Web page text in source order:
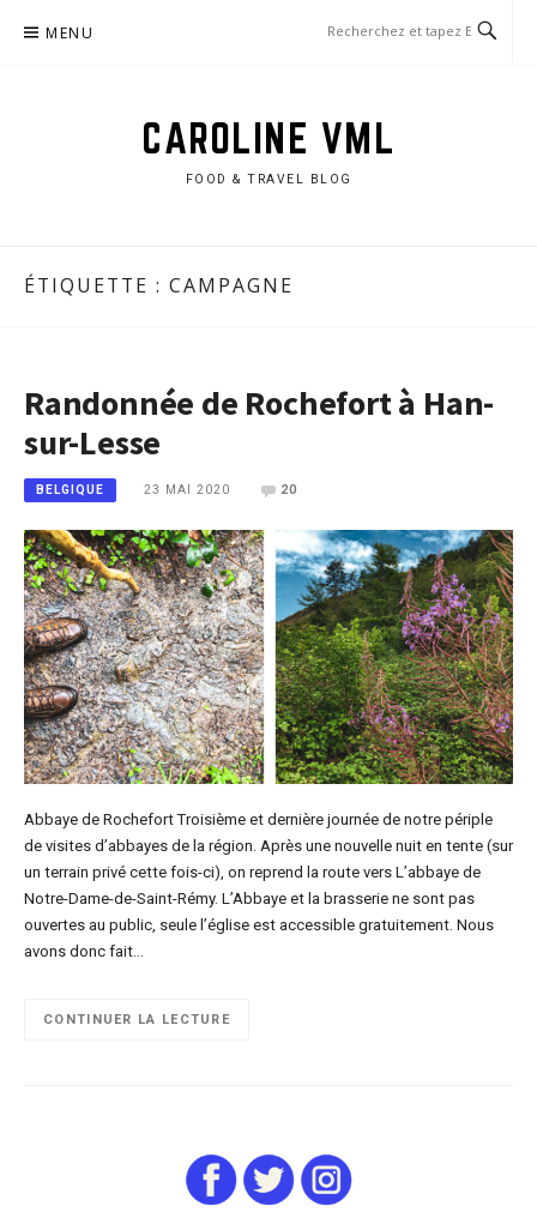
MENU
CAROLINE VML
FOOD & TRAVEL BLOG
ÉTIQUETTE : CAMPAGNE
Randonnée de Rochefort à Han-
sur-Lesse
BELGIQUE 23 MAI 2020 20
Abbaye de Rochefort Troisième et dernière journée de notre périple
de visites d’abbayes de la région. Après une nouvelle nuit en tente (sur
un terrain privé cette fois-ci), on reprend la route vers L’abbaye de
Notre-Dame-de-Saint-Rémy. L’Abbaye et la brasserie ne sont pas
ouvertes au public, seule l’église est accessible gratuitement. Nous
avons donc fait…
CONTINUER LA LECTURE